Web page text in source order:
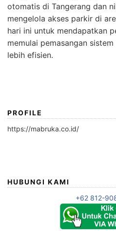
otomatis di Tangerang dan
mengelola akses parkir di
hari ini untuk mendapatkan
memulai pemasangan
lebih efisien.
PROFILE
https://mabruka.co.id/
HUBUNGI KAMI
+62 812-